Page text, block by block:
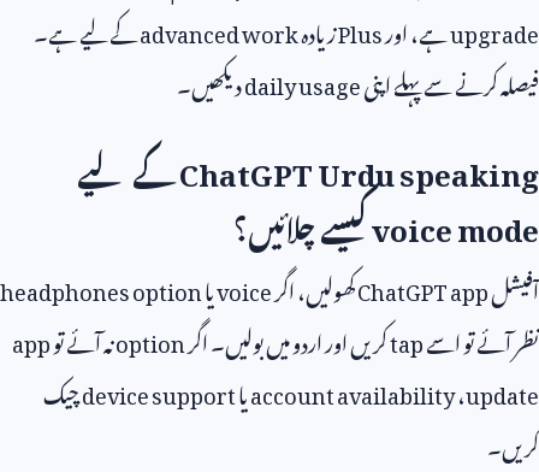
upgradeہے، اورPlusزیادہadvanced workکے لیے ہے۔
فیصلہ کرنے سے پہلے اپنیdaily usageدیکھیں۔
ChatGPT Urdu speakingکے لیے
voice modeکیسے چلائیں؟
آفیشلChatGPT appکھولیں، اگرvoiceیاheadphones option
نظر آئے تو اسےtapکریں اور اردو میں بولیں۔ اگرoptionنہ آئے توapp
update،account availabilityیاdevice supportچیک
کریں۔